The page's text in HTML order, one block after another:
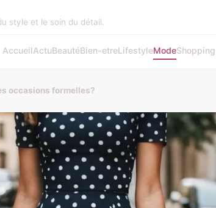
style et le soin du détail.
AccueilActuBeautéBien-etreLifestyleModeShopping
occasions formelles?